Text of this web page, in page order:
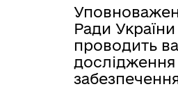
Ради
проводить